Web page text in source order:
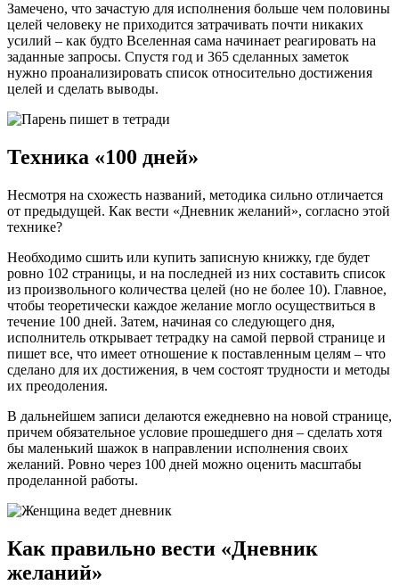
Замечено, что зачастую для исполнения больше чем половины
целей человеку не приходится затрачивать почти никаких
усилий – как будто Вселенная сама начинает реагировать на
заданные запросы. Спустя год и 365 сделанных заметок
нужно проанализировать список относительно достижения
целей и сделать выводы.
Техника «100 дней»
Несмотря на схожесть названий, методика сильно отличается
от предыдущей. Как вести «Дневник желаний», согласно этой
технике?
Необходимо сшить или купить записную книжку, где будет
ровно 102 страницы, и на последней из них составить список
из произвольного количества целей (но не более 10). Главное,
чтобы теоретически каждое желание могло осуществиться в
течение 100 дней. Затем, начиная со следующего дня,
исполнитель открывает тетрадку на самой первой странице и
пишет все, что имеет отношение к поставленным целям – что
сделано для их достижения, в чем состоят трудности и методы
их преодоления.
В дальнейшем записи делаются ежедневно на новой странице,
причем обязательное условие прошедшего дня – сделать хотя
бы маленький шажок в направлении исполнения своих
желаний. Ровно через 100 дней можно оценить масштабы
проделанной работы.
Как правильно вести «Дневник
желаний»